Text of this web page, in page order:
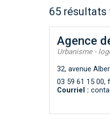
65 résultats
Agence
Urbanisme -
32, avenue
03 59 61 15 00,
Courriel :